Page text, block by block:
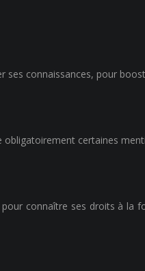
ses connaissances, pour
certaines
connaître ses droits à